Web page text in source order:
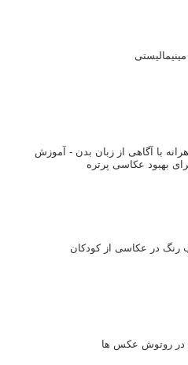
با آگاهی از زبان بدن - آموزش
رنگ در عکاسی از کودکان